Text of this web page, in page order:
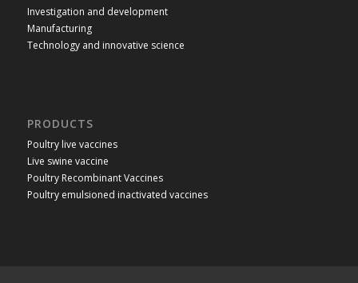
Investigation and development
Manufacturing
Technology and innovative science
PRODUCTS
Poultry live vaccines
Live swine vaccine
Poultry Recombinant Vaccines
Poultry emulsioned inactivated vaccines